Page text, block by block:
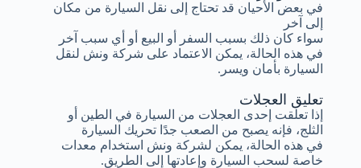
تعليق العجلات
إذا تعلقت إحدى العجلات من السيارة في الطين أو
الثلج، فإنه يصبح من الصعب جدًا تحريك السيارة
في هذه الحالة، يمكن لشركة ونش استخدام معدات
خاصة لسحب السيارة وإعادتها إلى الطريق.
في بعض الأحيان قد تحتاج إلى نقل السيارة من مكان
إلى آخر
سواء كان ذلك بسبب السفر أو البيع أو أي سبب آخر
في هذه الحالة، يمكن الاعتماد على شركة ونش لنقل
السيارة بأمان ويسر.